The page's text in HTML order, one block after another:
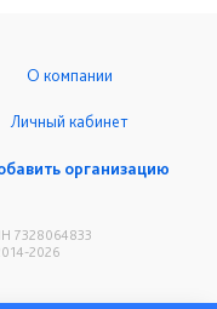
7328064833
2026
О компании
Личный кабинет
организацию